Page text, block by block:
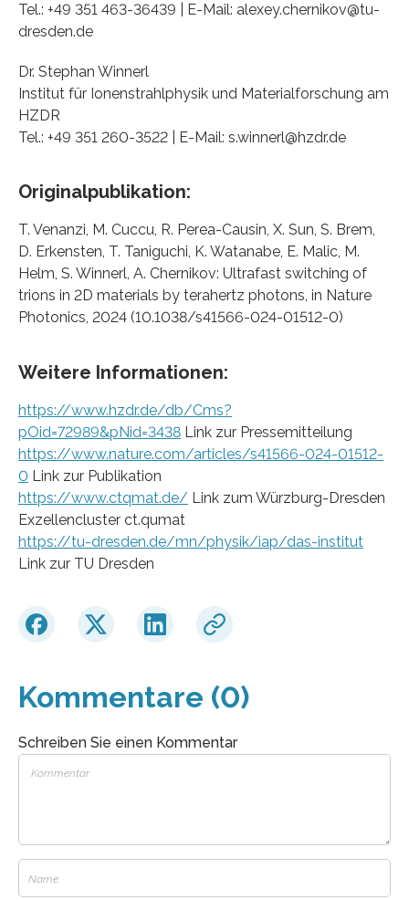
Tel.: +49 351 463-36439 | E-Mail: alexey.chernikov@tu-
dresden.de
Dr. Stephan Winnerl
Institut für Ionenstrahlphysik und Materialforschung am
HZDR
Tel.: +49 351 260-3522 | E-Mail: s.winnerl@hzdr.de
Originalpublikation:
T. Venanzi, M. Cuccu, R. Perea-Causin, X. Sun, S. Brem,
D. Erkensten, T. Taniguchi, K. Watanabe, E. Malic, M.
Helm, S. Winnerl, A. Chernikov: Ultrafast switching of
trions in 2D materials by terahertz photons, in Nature
Photonics, 2024 (10.1038/s41566-024-01512-0)
Weitere Informationen:
https://www.hzdr.de/db/Cms?
pOid=72989&pNid=3438 Link zur Pressemitteilung
https://www.nature.com/articles/s41566-024-01512-
0 Link zur Publikation
https://www.ctqmat.de/ Link zum Würzburg-Dresden
Exzellencluster ct.qumat
https://tu-dresden.de/mn/physik/iap/das-institut
Link zur TU Dresden
Kommentare (0)
Schreiben Sie einen Kommentar